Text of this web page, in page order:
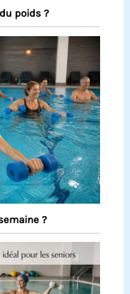
poids ?
?